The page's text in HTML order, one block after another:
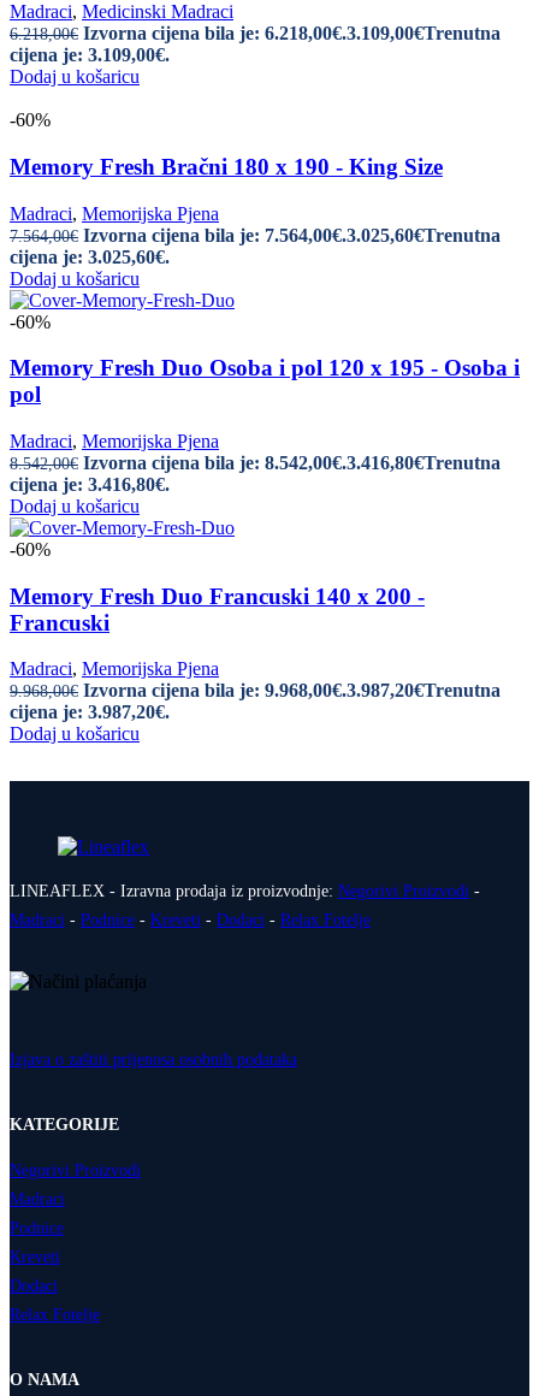
Madraci, Medicinski Madraci
6.218,00€ Izvorna cijena bila je: 6.218,00€.3.109,00€Trenutna
cijena je: 3.109,00€.
Dodaj u košaricu
-60%
Memory Fresh Bračni 180 x 190 - King Size
Madraci, Memorijska Pjena
7.564,00€ Izvorna cijena bila je: 7.564,00€.3.025,60€Trenutna
cijena je: 3.025,60€.
Dodaj u košaricu
-60%
Memory Fresh Duo Osoba i pol 120 x 195 - Osoba i
pol
Madraci, Memorijska Pjena
8.542,00€ Izvorna cijena bila je: 8.542,00€.3.416,80€Trenutna
cijena je: 3.416,80€.
Dodaj u košaricu
-60%
Memory Fresh Duo Francuski 140 x 200 -
Francuski
Madraci, Memorijska Pjena
9.968,00€ Izvorna cijena bila je: 9.968,00€.3.987,20€Trenutna
cijena je: 3.987,20€.
Dodaj u košaricu
LINEAFLEX - Izravna prodaja iz proizvodnje: Negorivi Proizvodi -
Madraci - Podnice - Kreveti - Dodaci - Relax Fotelje
Izjava o zaštiti prijenosa osobnih podataka
KATEGORIJE
Negorivi Proizvodi
Madraci
Podnice
Kreveti
Dodaci
Relax Fotelje
O NAMA